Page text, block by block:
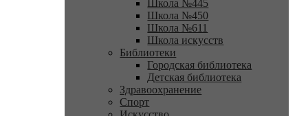
Школа №445
Школа №450
Школа №611
Школа искусств
Библиотеки
Городская библиотека
Детская библиотека
Здравоохранение
Спорт